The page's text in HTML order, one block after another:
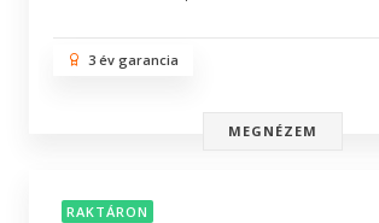
3 év garancia
MEGNÉZEM
RAKTÁRON